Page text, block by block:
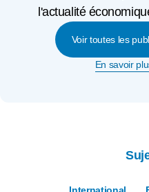
l'actualité
Voir toutes les
En savoir